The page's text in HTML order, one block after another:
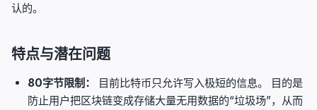
认的。
特点与潜在问题
80字节限制：
目前比特币只允许写入极短的信息。 目的是
防止用户把区块链变成存储大量无用数据的“垃圾场”，从而